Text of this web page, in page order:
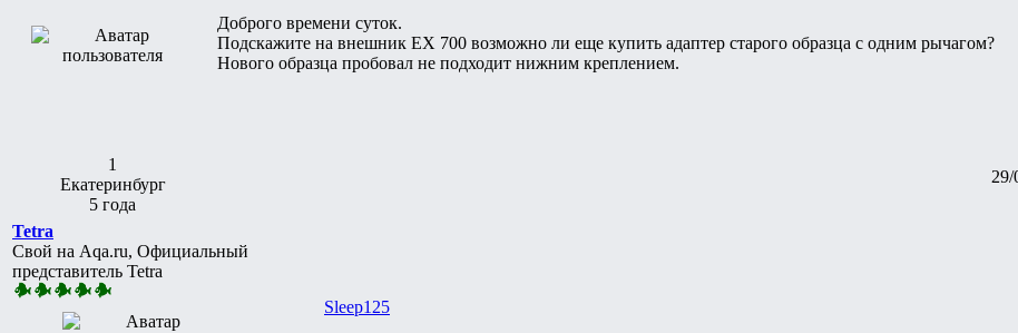
1
Екатеринбург
5 года
Доброго времени суток.
Подскажите на внешник ЕХ 700 возможно ли еще купить адаптер старого образца с одним рычагом?
Нового образца пробовал не подходит нижним креплением.
29/
Tetra
Свой на Aqa.ru, Официальный
представитель Tetra
Sleep125